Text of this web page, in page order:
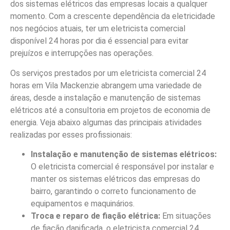
dos sistemas elétricos das empresas locais a qualquer
momento. Com a crescente dependência da eletricidade
nos negócios atuais, ter um eletricista comercial
disponível 24 horas por dia é essencial para evitar
prejuízos e interrupções nas operações.
Os serviços prestados por um eletricista comercial 24
horas em Vila Mackenzie abrangem uma variedade de
áreas, desde a instalação e manutenção de sistemas
elétricos até a consultoria em projetos de economia de
energia. Veja abaixo algumas das principais atividades
realizadas por esses profissionais:
Instalação e manutenção de sistemas elétricos:
O eletricista comercial é responsável por instalar e
manter os sistemas elétricos das empresas do
bairro, garantindo o correto funcionamento de
equipamentos e maquinários.
Troca e reparo de fiação elétrica: Em situações